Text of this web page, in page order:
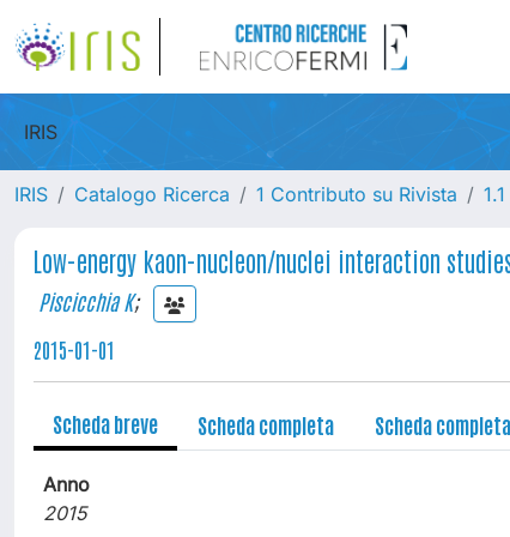
IRIS
IRIS Catalogo Ricerca 1 Contributo su Rivista
Low-energy kaon-nucleon/nuclei interaction studies
Piscicchia K;
2015-01-01
Scheda breve Scheda completa Scheda
Anno
2015